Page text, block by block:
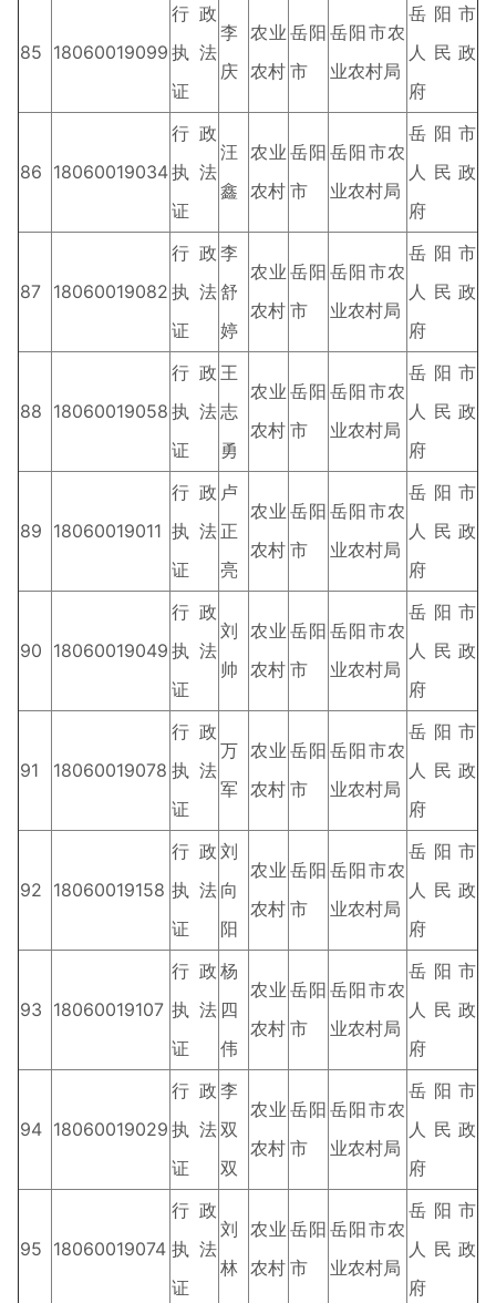
85 18060019099
行政
执法
证
李
庆
农业
农村
岳阳
市
岳阳市农
业农村局
岳阳市
人民政
府
86 18060019034
行政
执法
证
汪
鑫
农业
农村
岳阳
市
岳阳市农
业农村局
岳阳市
人民政
府
87 18060019082
行政
执法
证
李
舒
婷
农业
农村
岳阳
市
岳阳市农
业农村局
岳阳市
人民政
府
88 18060019058
行政
执法
证
王
志
勇
农业
农村
岳阳
市
岳阳市农
业农村局
岳阳市
人民政
府
89 18060019011
行政
执法
证
卢
正
亮
农业
农村
岳阳
市
岳阳市农
业农村局
岳阳市
人民政
府
90 18060019049
行政
执法
证
刘
帅
农业
农村
岳阳
市
岳阳市农
业农村局
岳阳市
人民政
府
91 18060019078
行政
执法
证
万
军
农业
农村
岳阳
市
岳阳市农
业农村局
岳阳市
人民政
府
92 18060019158
行政
执法
证
刘
向
阳
农业
农村
岳阳
市
岳阳市农
业农村局
岳阳市
人民政
府
93 18060019107
行政
执法
证
杨
四
伟
农业
农村
岳阳
市
岳阳市农
业农村局
岳阳市
人民政
府
94 18060019029
行政
执法
证
李
双
双
农业
农村
岳阳
市
岳阳市农
业农村局
岳阳市
人民政
府
95 18060019074
行政
执法
证
刘
林
农业
农村
岳阳
市
岳阳市农
业农村局
岳阳市
人民政
府